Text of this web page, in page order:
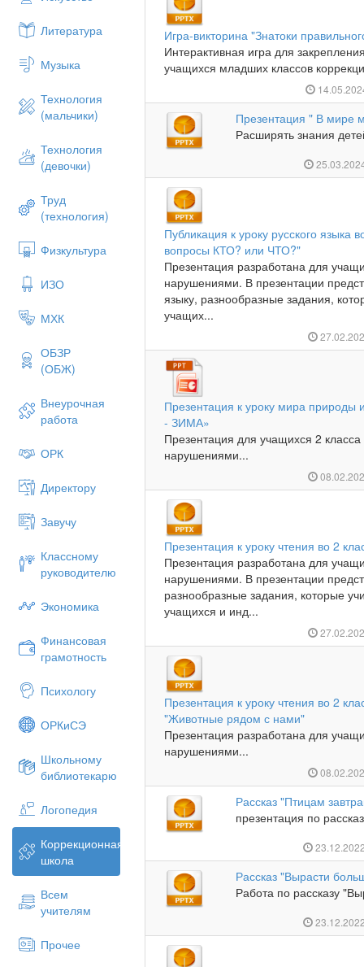
Литература
Музыка
Технология
(мальчики)
Технология
(девочки)
Труд
(технология)
Физкультура
ИЗО
МХК
ОБЗР
(ОБЖ)
Внеурочная
работа
ОРК
Директору
Завучу
Классному
руководителю
Экономика
Финансовая
грамотность
Психологу
ОРКиСЭ
Школьному
библиотекарю
Логопедия
Коррекционная
школа
Всем
учителям
Прочее
Игра-викторина "Знатоки
Интерактивная игра для
учащихся младших классов
Презентация " В мире
Расширять знания
Публикация к уроку русского
вопросы КТО? или ЧТО?"
Презентация разработана для
нарушениями. В презентации
языку, разнообразные задания,
учащих...
Презентация к уроку мира
- ЗИМА»
Презентация для учащихся 2
нарушениями...
Презентация к уроку чтения во 2
Презентация разработана для
нарушениями. В презентации
разнообразные задания, которые
учащихся и инд...
Презентация к уроку чтения во 2
"Животные рядом с нами"
Презентация разработана для
нарушениями...
Рассказ "Птицам
презентация по
Рассказ "Вырасти
Работа по рассказу